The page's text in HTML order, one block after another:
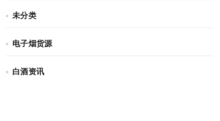
未分类
电子烟货源
白酒资讯